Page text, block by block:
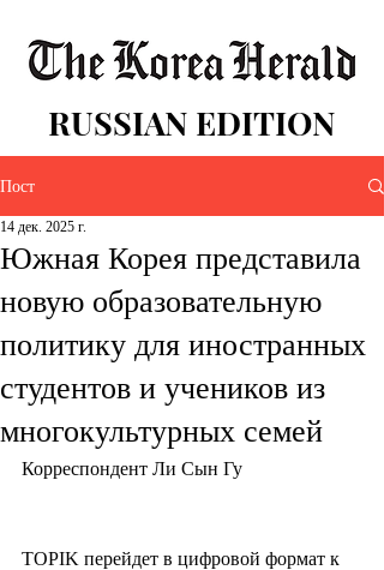
RUSSIAN EDITION
Пост
Южная Корея представила
новую образовательную
политику для иностранных
студентов и учеников из
многокультурных семей
14 дек. 2025 г.
Корреспондент Ли Сын Гу
TOPIK перейдет в цифровой формат к